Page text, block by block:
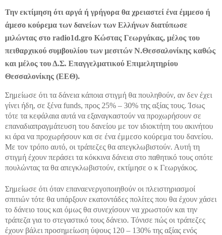
Την εκτίμηση ότι αργά ή γρήγορα θα χρειαστεί ένα έμμεσο ή
άμεσο κούρεμα των δανείων των Ελλήνων διατύπωσε
μιλώντας στο radio1d.grο Κώστας Γεωργάκας, μέλος του
πειθαρχικού συμβουλίου των μεσιτών Ν.Θεσσαλονίκης καθώς
και μέλος του Δ.Σ. Επαγγελματικού Επιμελητηρίου
Θεσσαλονίκης (ΕΕΘ).
Σημείωσε ότι τα δάνεια κάποια στιγμή θα πουληθούν, αν δεν έχει
γίνει ήδη, σε ξένα funds, προς 25% – 30% της αξίας τους. Ίσως
τότε τα κεφάλαια αυτά να εξαναγκαστούν να προχωρήσουν σε
επαναδιαπραγμάτευση του δανείου με τον ιδιοκτήτη του ακινήτου
κι άρα να προχωρήσουν και σε ένα έμμεσο κούρεμα του δανείου.
Με τον τρόπο αυτό, οι τράπεζες θα απεγκλωβιστούν. Αυτή τη
στιγμή έχουν περάσει τα κόκκινα δάνεια στο παθητικό τους οπότε
πουλώντας τα θα απεγκλωβιστούν, εκτίμησε ο κ Γεωργάκος.
Σημείωσε ότι όταν επαναενεργοποιηθούν οι πλειστηριασμοί
σπιτιών τότε θα υπάρξουν εκατοντάδες πολίτες που θα έχουν χάσει
το δάνειο τους και όμως θα συνεχίσουν να χρωστούν και την
τράπεζα για το στεγαστικό τους δάνειο. Τόνισε πώς οι τράπεζες
έχουν βάλει προσημείωση ύψους 120 – 130% της αξίας ενός